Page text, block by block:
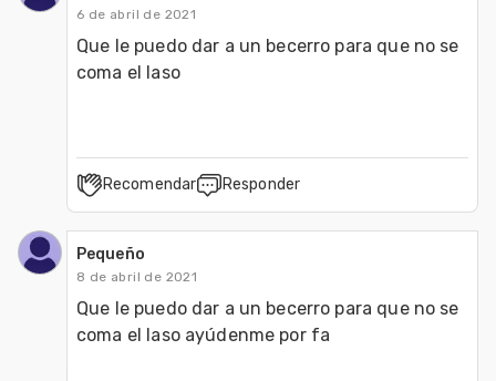
6 de abril de 2021
Que le puedo dar a un becerro para que no se
coma el laso
Recomendar Responder
Pequeño
8 de abril de 2021
Que le puedo dar a un becerro para que no se
coma el laso ayúdenme por fa